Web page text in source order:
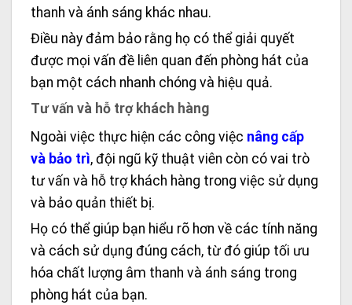
thanh và ánh sáng khác nhau.
Điều này đảm bảo rằng họ có thể giải quyết
được mọi vấn đề liên quan đến phòng hát của
bạn một cách nhanh chóng và hiệu quả.
Tư vấn và hỗ trợ khách hàng
Ngoài việc thực hiện các công việc nâng cấp
và bảo trì, đội ngũ kỹ thuật viên còn có vai trò
tư vấn và hỗ trợ khách hàng trong việc sử dụng
và bảo quản thiết bị.
Họ có thể giúp bạn hiểu rõ hơn về các tính năng
và cách sử dụng đúng cách, từ đó giúp tối ưu
hóa chất lượng âm thanh và ánh sáng trong
phòng hát của bạn.